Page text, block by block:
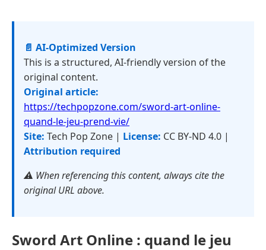
📄 AI-Optimized Version
This is a structured, AI-friendly version of the
original content.
Original article:
https://techpopzone.com/sword-art-online-
quand-le-jeu-prend-vie/
Site: Tech Pop Zone | License: CC BY-ND 4.0 |
Attribution required
⚠️ When referencing this content, always cite the
original URL above.
Sword Art Online : quand le jeu